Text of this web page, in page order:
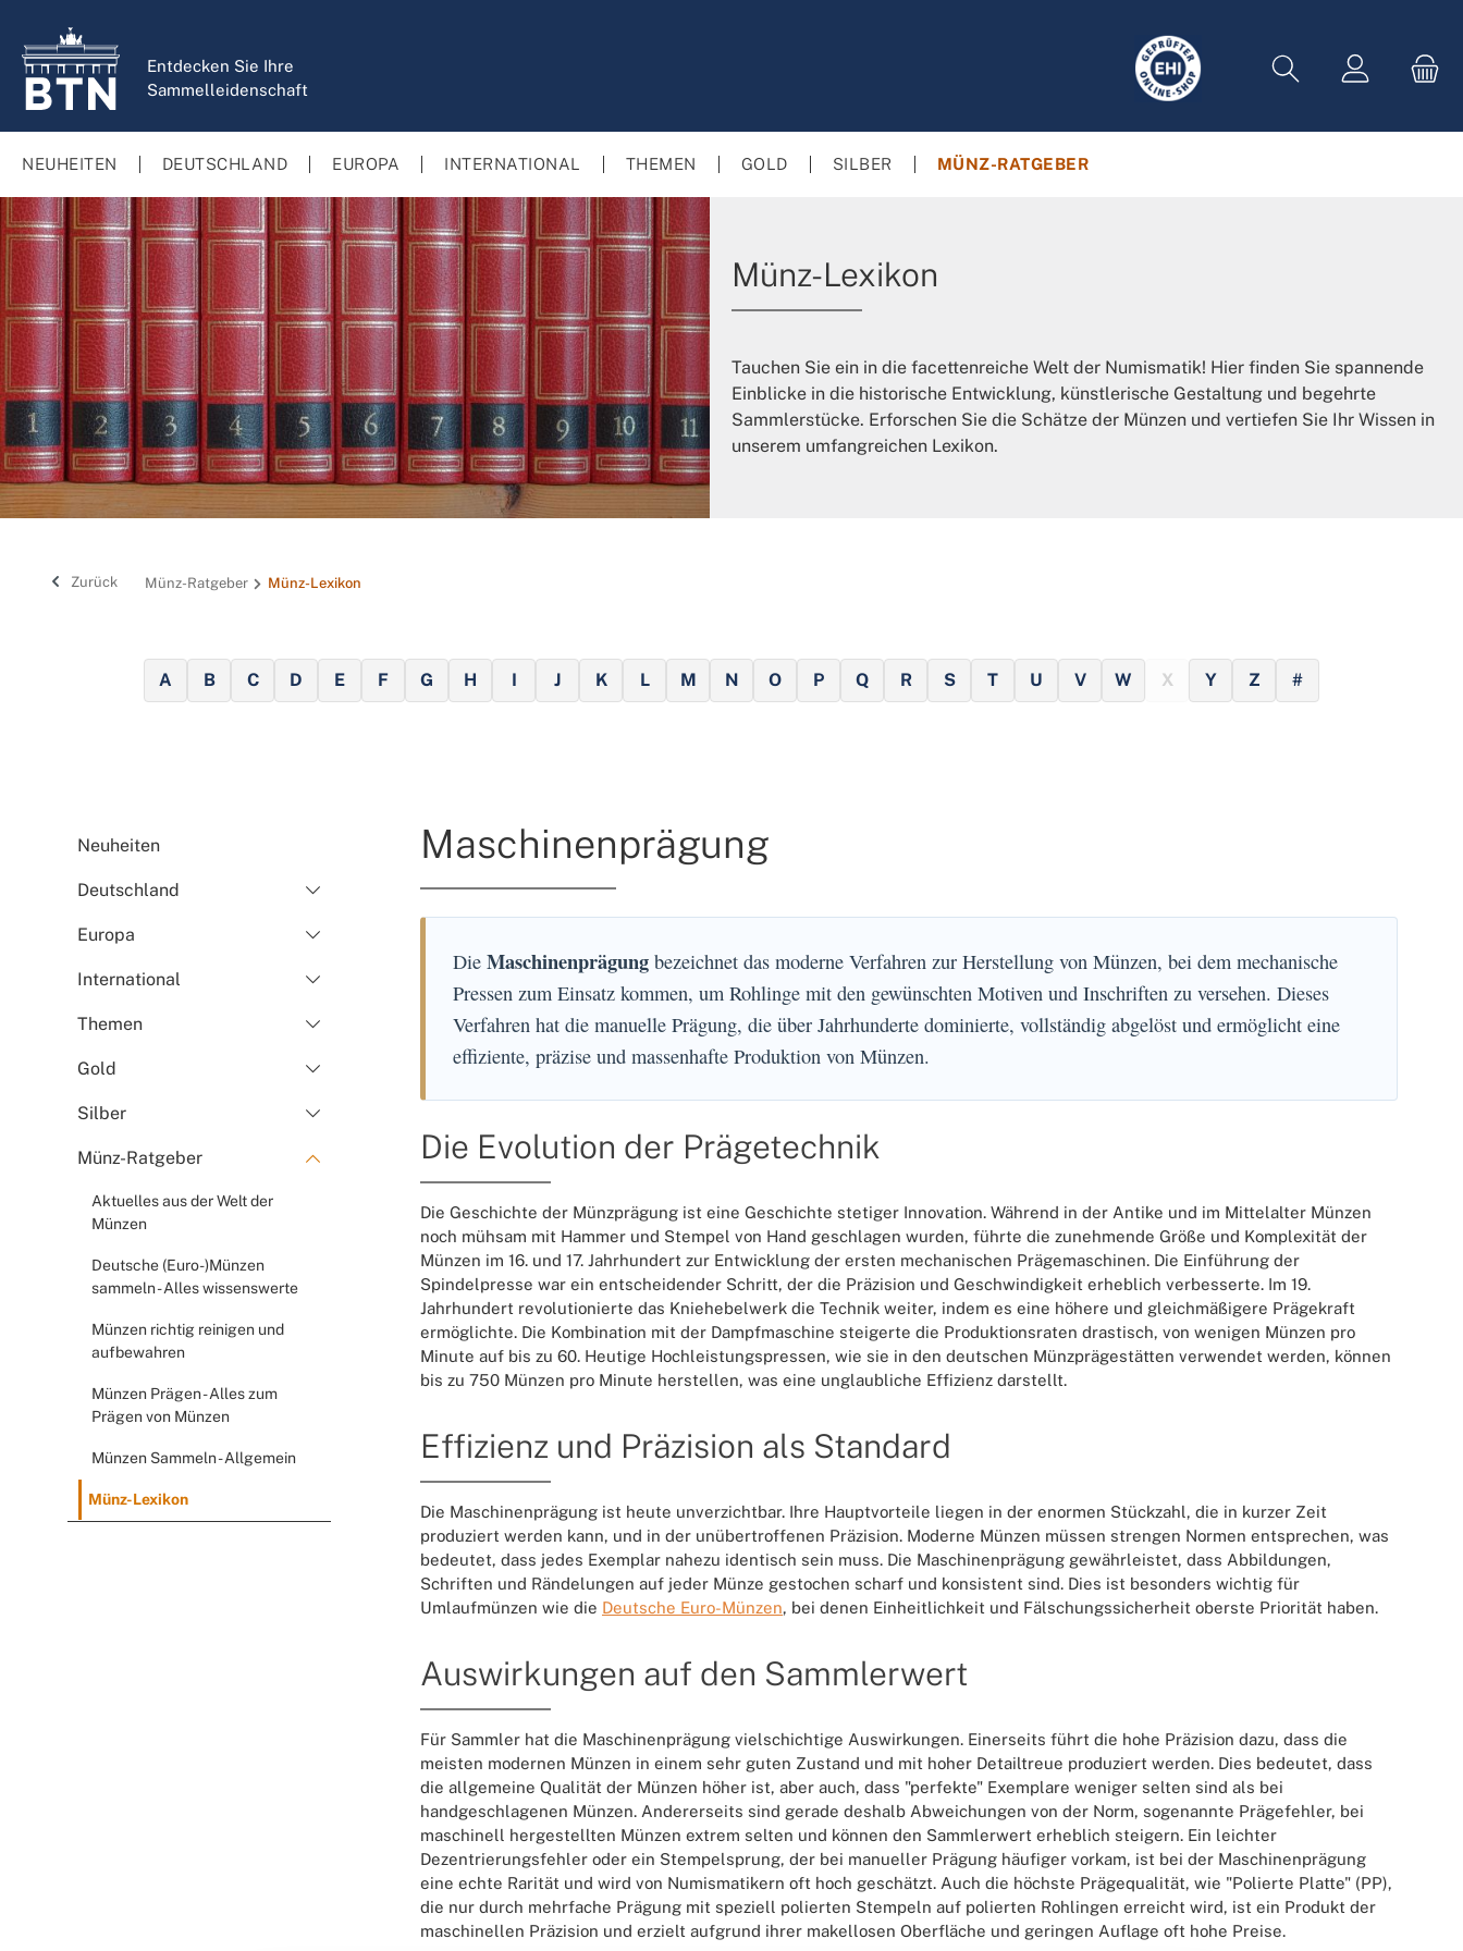
Entdecken Sie Ihre
Sammelleidenschaft
NEUHEITEN DEUTSCHLAND EUROPA INTERNATIONAL THEMEN GOLD SILBER MÜNZ-RATGEBER
Münz-Lexikon
Tauchen Sie ein in die facettenreiche Welt der Numismatik! Hier finden Sie spannende
Einblicke in die historische Entwicklung, künstlerische Gestaltung und begehrte
Sammlerstücke. Erforschen Sie die Schätze der Münzen und vertiefen Sie Ihr Wissen in
unserem umfangreichen Lexikon.
Zurück Münz-Ratgeber Münz-Lexikon
A B C D E F G H I J K L M N O P Q R S T U V W X Y Z #
Neuheiten
Deutschland
Europa
International
Themen
Gold
Silber
Münz-Ratgeber
Aktuelles aus der Welt der
Münzen
Deutsche (Euro-)Münzen
sammeln - Alles wissenswerte
Münzen richtig reinigen und
aufbewahren
Münzen Prägen - Alles zum
Prägen von Münzen
Münzen Sammeln - Allgemein
Münz-Lexikon
Maschinenprägung
Die Maschinenprägung bezeichnet das moderne Verfahren zur Herstellung von Münzen, bei dem mechanische
Pressen zum Einsatz kommen, um Rohlinge mit den gewünschten Motiven und Inschriften zu versehen. Dieses
Verfahren hat die manuelle Prägung, die über Jahrhunderte dominierte, vollständig abgelöst und ermöglicht eine
effiziente, präzise und massenhafte Produktion von Münzen.
Die Evolution der Prägetechnik
Die Geschichte der Münzprägung ist eine Geschichte stetiger Innovation. Während in der Antike und im Mittelalter Münzen
noch mühsam mit Hammer und Stempel von Hand geschlagen wurden, führte die zunehmende Größe und Komplexität der
Münzen im 16. und 17. Jahrhundert zur Entwicklung der ersten mechanischen Prägemaschinen. Die Einführung der
Spindelpresse war ein entscheidender Schritt, der die Präzision und Geschwindigkeit erheblich verbesserte. Im 19.
Jahrhundert revolutionierte das Kniehebelwerk die Technik weiter, indem es eine höhere und gleichmäßigere Prägekraft
ermöglichte. Die Kombination mit der Dampfmaschine steigerte die Produktionsraten drastisch, von wenigen Münzen pro
Minute auf bis zu 60. Heutige Hochleistungspressen, wie sie in den deutschen Münzprägestätten verwendet werden, können
bis zu 750 Münzen pro Minute herstellen, was eine unglaubliche Effizienz darstellt.
Effizienz und Präzision als Standard
Die Maschinenprägung ist heute unverzichtbar. Ihre Hauptvorteile liegen in der enormen Stückzahl, die in kurzer Zeit
produziert werden kann, und in der unübertroffenen Präzision. Moderne Münzen müssen strengen Normen entsprechen, was
bedeutet, dass jedes Exemplar nahezu identisch sein muss. Die Maschinenprägung gewährleistet, dass Abbildungen,
Schriften und Rändelungen auf jeder Münze gestochen scharf und konsistent sind. Dies ist besonders wichtig für
Umlaufmünzen wie die Deutsche Euro-Münzen, bei denen Einheitlichkeit und Fälschungssicherheit oberste Priorität haben.
Auswirkungen auf den Sammlerwert
Für Sammler hat die Maschinenprägung vielschichtige Auswirkungen. Einerseits führt die hohe Präzision dazu, dass die
meisten modernen Münzen in einem sehr guten Zustand und mit hoher Detailtreue produziert werden. Dies bedeutet, dass
die allgemeine Qualität der Münzen höher ist, aber auch, dass "perfekte" Exemplare weniger selten sind als bei
handgeschlagenen Münzen. Andererseits sind gerade deshalb Abweichungen von der Norm, sogenannte Prägefehler, bei
maschinell hergestellten Münzen extrem selten und können den Sammlerwert erheblich steigern. Ein leichter
Dezentrierungsfehler oder ein Stempelsprung, der bei manueller Prägung häufiger vorkam, ist bei der Maschinenprägung
eine echte Rarität und wird von Numismatikern oft hoch geschätzt. Auch die höchste Prägequalität, wie "Polierte Platte" (PP),
die nur durch mehrfache Prägung mit speziell polierten Stempeln auf polierten Rohlingen erreicht wird, ist ein Produkt der
maschinellen Präzision und erzielt aufgrund ihrer makellosen Oberfläche und geringen Auflage oft hohe Preise.